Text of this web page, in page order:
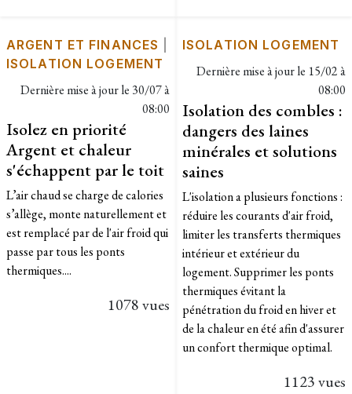
ARGENT ET FINANCES
ISOLATION LOGEMENT
Dernière mise à jour le 30/07 à
08:00
Isolez en priorité
Argent et chaleur
s'échappent par le toit
L’air chaud se charge de calories
s’allège, monte naturellement et
est remplacé par de l'air froid qui
passe par tous les ponts
thermiques....
1078 vues
ISOLATION LOGEMENT
Dernière mise à jour le 15/02 à
08:00
Isolation des combles :
dangers des laines
minérales et solutions
saines
L'isolation a plusieurs fonctions :
réduire les courants d'air froid,
limiter les transferts thermiques
intérieur et extérieur du
logement. Supprimer les ponts
thermiques évitant la
pénétration du froid en hiver et
de la chaleur en été afin d'assurer
un confort thermique optimal.
1123 vues